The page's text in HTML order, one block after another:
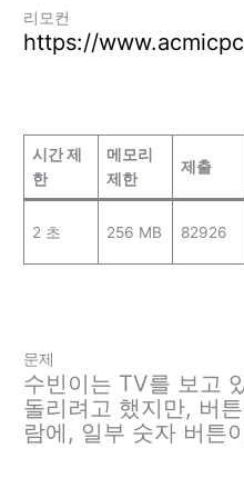
리모컨
https://
시간 제
한
메모리
제한
제출
2 초 256 MB 82926
문제
수빈이는 TV를 보고
돌리려고 했지만, 버
람에, 일부 숫자 버튼